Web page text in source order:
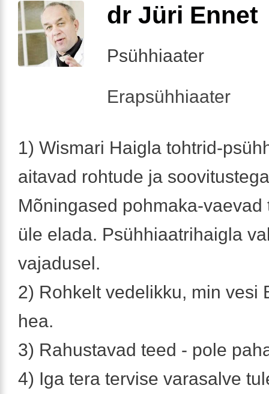
dr Jüri Ennet
Psühhiaater
Erapsühhiaater
1) Wismari Haigla tohtrid-
aitavad rohtude ja
Mõningased pohmaka-vaevad
üle elada. Psühhiaatrihaigla
vajadusel.
2) Rohkelt vedelikku, min vesi
hea.
3) Rahustavad teed - pole
4) Iga tera tervise varasalve